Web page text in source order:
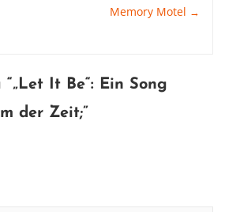
Memory Motel →
“„Let It Be“: Ein Song
der Zeit;”